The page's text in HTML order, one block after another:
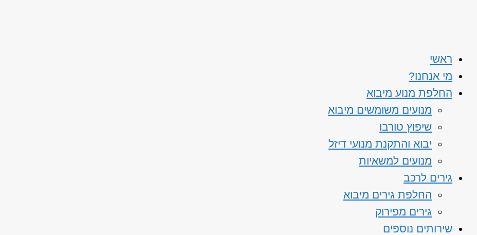
ראשי
מי אנחנו?
החלפת מנוע מיבוא
מנועים משומשים מיבוא
שיפוץ טורבו
יבוא והתקנת מנועי דיזל
מנועים למשאיות
גירים לרכב
החלפת גירים מיבוא
גירים מפירוק
שירותים נוספים